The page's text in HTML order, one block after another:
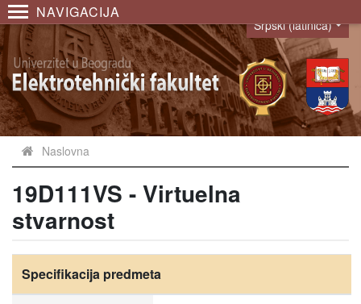
NAVIGACIJA
Language
Srpski (latinica)
Naslovna
19D111VS - Virtuelna
stvarnost
Specifikacija predmeta